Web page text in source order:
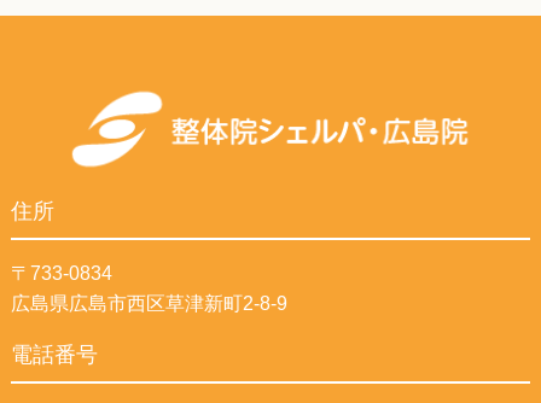
住所
〒733-0834
広島県広島市西区草津新町2-8-9
電話番号